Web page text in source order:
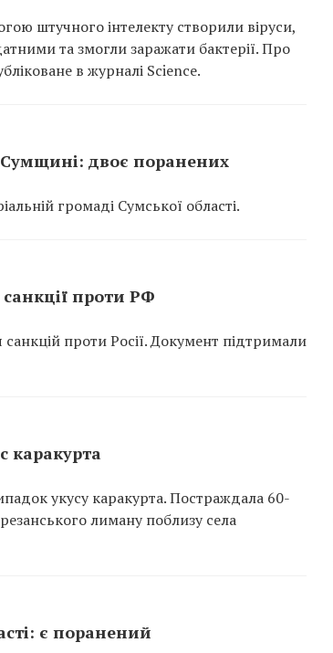
штучного інтелекту створили віруси,
та змогли заражати бактерії. Про
в журналі Science.
Сумщині: двоє поранених
громаді Сумської області.
проти РФ
проти Росії. Документ підтримали
каракурта
укусу каракурта. Постраждала 60-
лиману поблизу села
є поранений